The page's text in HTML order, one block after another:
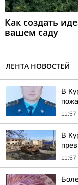
Как создать
вашем саду
ЛЕНТА НОВОСТЕЙ
В
11:57
В
11:57